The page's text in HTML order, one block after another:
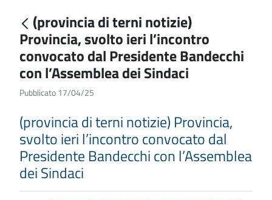
(provincia di terni notizie)
Provincia, svolto ieri l’incontro
convocato dal Presidente Bandecchi
con l’Assemblea dei Sindaci
Pubblicato 17/04/25
(provincia di terni notizie) Provincia,
svolto ieri l’incontro convocato dal
Presidente Bandecchi con l’Assemblea
dei Sindaci